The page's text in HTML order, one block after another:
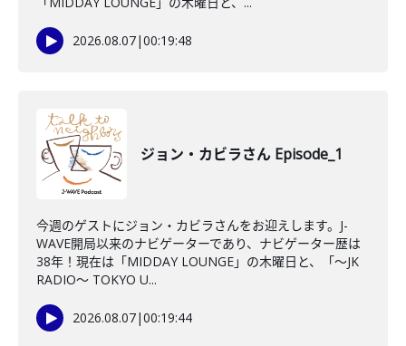
2026.08.07|00:19:48
ジョン・カビラさん Episode_1
今週のゲストにジョン・カビラさんをお迎えします。J-
WAVE開局以来のナビゲーターであり、ナビゲーター歴は
38年！現在は「MIDDAY LOUNGE」の木曜日と、「〜JK
RADIO〜 TOKYO U...
2026.08.07|00:19:44